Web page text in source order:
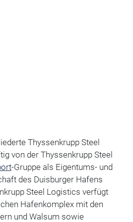
Thyssenkrupp Steel
von der Thyssenkrupp Steel
-Gruppe als Eigentums- und
des Duisburger Hafens
Steel Logistics verfügt
Hafenkomplex mit den
und Walsum sowie